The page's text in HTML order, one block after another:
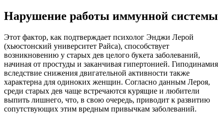
Нарушение работы иммунной системы
Этот фактор, как подтверждает психолог Энджи Лерой
(хьюстонский университет Райса), способствует
возникновению у старых дев целого букета заболеваний,
начиная от простуды и заканчивая гипертонией. Гиподинамия
вследствие снижения двигательной активности также
характерна для одиноких женщин. Согласно данным Лероя,
среди старых дев чаще встречаются курящие и любители
выпить лишнего, что, в свою очередь, приводит к развитию
сопутствующих этим вредным привычкам заболеваний.